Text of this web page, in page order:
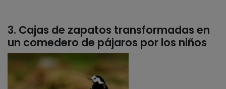
3. Cajas de zapatos transformadas en
un comedero de pájaros por los niños